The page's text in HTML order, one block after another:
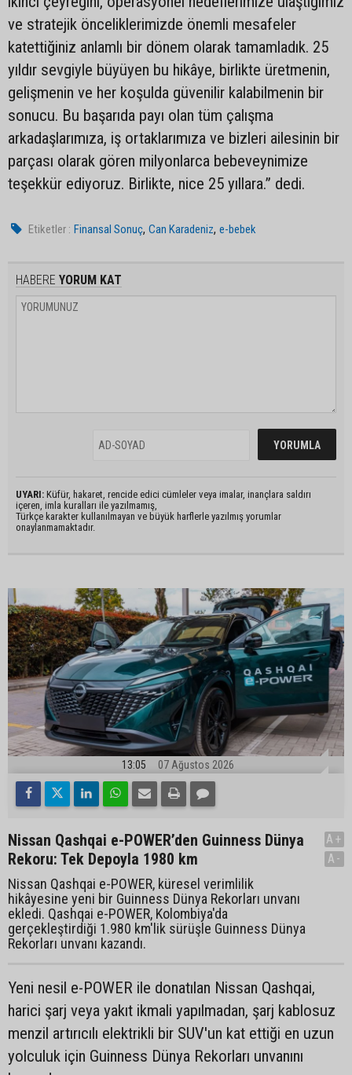
ve stratejik önceliklerimizde önemli mesafeler
katettiğiniz anlamlı bir dönem olarak tamamladık. 25
yıldır sevgiyle büyüyen bu hikâye, birlikte üretmenin,
gelişmenin ve her koşulda güvenilir kalabilmenin bir
sonucu. Bu başarıda payı olan tüm çalışma
arkadaşlarımıza, iş ortaklarımıza ve bizleri ailesinin bir
parçası olarak gören milyonlarca bebeveynimize
teşekkür ediyoruz. Birlikte, nice 25 yıllara.” dedi.
Etiketler : Finansal Sonuç,Can Karadeniz,e-bebek
HABERE YORUM KAT
UYARI: Küfür, hakaret, rencide edici cümleler veya imalar, inançlara saldırı
içeren, imla kuralları ile yazılmamış,
Türkçe karakter kullanılmayan ve büyük harflerle yazılmış yorumlar
onaylanmamaktadır.
13:05 07 Ağustos 2026
Nissan Qashqai e-POWER’den Guinness Dünya
Rekoru: Tek Depoyla 1980 km
Nissan Qashqai e-POWER, küresel verimlilik
hikâyesine yeni bir Guinness Dünya Rekorları unvanı
ekledi. Qashqai e-POWER, Kolombiya'da
gerçekleştirdiği 1.980 km'lik sürüşle Guinness Dünya
Rekorları unvanı kazandı.
A+
A-
Yeni nesil e-POWER ile donatılan Nissan Qashqai,
harici şarj veya yakıt ikmali yapılmadan, şarj kablosuz
menzil artırıcılı elektrikli bir SUV'un kat ettiği en uzun
yolculuk için Guinness Dünya Rekorları unvanını